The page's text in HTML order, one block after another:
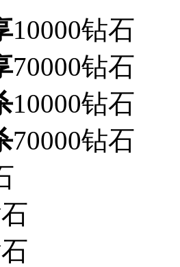
10000钻石
70000钻石
10000钻石
70000钻石